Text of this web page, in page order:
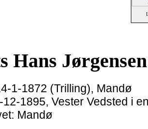
Hans Jørgensen
1-1872 (Trilling), Mandø
12-1895, Vester Vedsted i
Mandø